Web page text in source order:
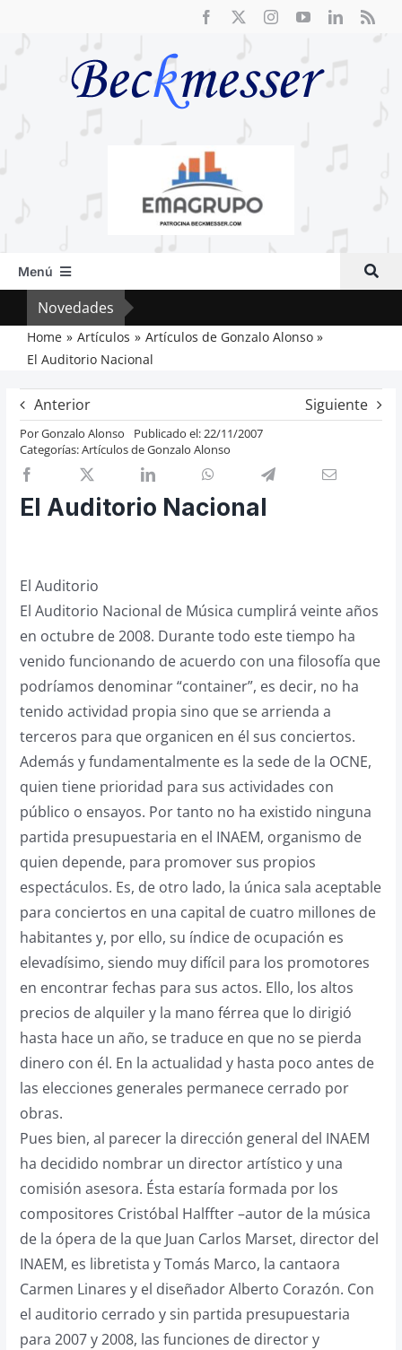
Menú
Inicio
Actual
Artículos
Crítica
Previos de ópera
Entrevistas
Recomendación
Cosas de Beckmesser
Novedades
Home Artículos
Artículos de Gonzalo Alonso
El Auditorio Nacional
Anterior Siguiente
PorGonzalo Alonso
Publicado el: 22/11/2007
Categorías:Artículos de Gonzalo Alonso
El Auditorio Nacional
El Auditorio
El Auditorio Nacional de Música cumplirá veinte años
en octubre de 2008. Durante todo este tiempo ha
venido funcionando de acuerdo con una filosofía que
podríamos denominar “container”, es decir, no ha
tenido actividad propia sino que se arrienda a
terceros para que organicen en él sus conciertos.
Además y fundamentalmente es la sede de la OCNE,
quien tiene prioridad para sus actividades con
público o ensayos. Por tanto no ha existido ninguna
partida presupuestaria en el INAEM, organismo de
quien depende, para promover sus propios
espectáculos. Es, de otro lado, la única sala aceptable
para conciertos en una capital de cuatro millones de
habitantes y, por ello, su índice de ocupación es
elevadísimo, siendo muy difícil para los promotores
en encontrar fechas para sus actos. Ello, los altos
precios de alquiler y la mano férrea que lo dirigió
hasta hace un año, se traduce en que no se pierda
dinero con él. En la actualidad y hasta poco antes de
las elecciones generales permanece cerrado por
obras.
Pues bien, al parecer la dirección general del INAEM
ha decidido nombrar un director artístico y una
comisión asesora. Ésta estaría formada por los
compositores Cristóbal Halffter –autor de la música
de la ópera de la que Juan Carlos Marset, director del
INAEM, es libretista y Tomás Marco, la cantaora
Carmen Linares y el diseñador Alberto Corazón. Con
el auditorio cerrado y sin partida presupuestaria
para 2007 y 2008, las funciones de director y